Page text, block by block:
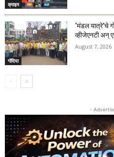
क्राइम
गोंदिया
‘मंडल यात्रे’चे
व्हीजेएनटी अन्
August 7, 2026
-